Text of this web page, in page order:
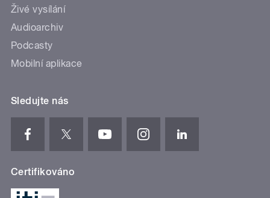
Živé vysílání
Audioarchiv
Podcasty
Mobilní aplikace
Sledujte nás
Certifikováno